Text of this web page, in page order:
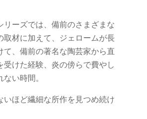
リーズでは、備前のさまざまな
取材に加えて、ジェロームが長
て、備前の著名な陶芸家から直
受けた経験、炎の傍らで費やし
い時間。
いほど繊細な所作を見つめ続け